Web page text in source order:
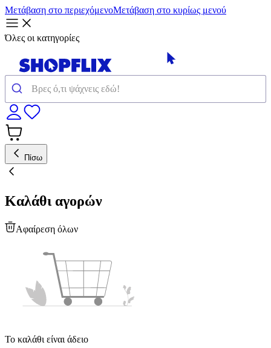
Μετάβαση στο περιεχόμενοΜετάβαση στο κυρίως μενού
Όλες οι κατηγορίες
Πίσω
Καλάθι αγορών
Αφαίρεση όλων
Το καλάθι είναι άδειο